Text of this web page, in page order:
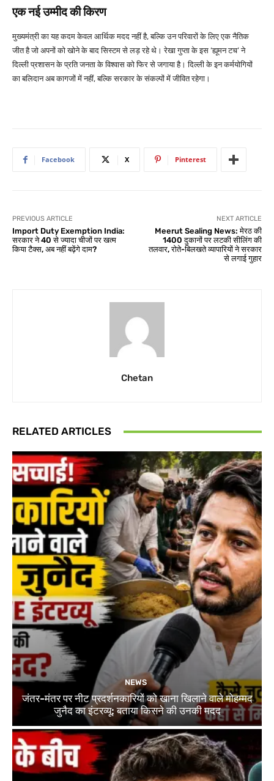
एक नई उम्मीद की किरण
मुख्यमंत्री का यह कदम केवल आर्थिक मदद नहीं है, बल्कि उन परिवारों के लिए एक नैतिक
जीत है जो अपनों को खोने के बाद सिस्टम से लड़ रहे थे। रेखा गुप्ता के इस ‘ह्यूमन टच’ ने
दिल्ली प्रशासन के प्रति जनता के विश्वास को फिर से जगाया है। दिल्ली के इन कर्मयोगियों
का बलिदान अब कागजों में नहीं, बल्कि सरकार के संकल्पों में जीवित रहेगा।
Facebook X Pinterest
PREVIOUS ARTICLE
Import Duty Exemption India:
सरकार ने 40 से ज्यादा चीजों पर खत्म
किया टैक्स, अब नहीं बढ़ेंगे दाम?
NEXT ARTICLE
Meerut Sealing News: मेरठ की
1400 दुकानों पर लटकी सीलिंग की
तलवार, रोते-बिलखते व्यापारियों ने सरकार
से लगाई गुहार
Chetan
RELATED ARTICLES
NEWS
जंतर-मंतर पर नीट प्रदर्शनकारियों को खाना खिलाने वाले मोहम्मद
जुनैद का इंटरव्यू: बताया किसने की उनकी मदद